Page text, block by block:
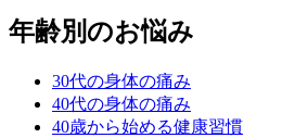
年齢別のお悩み
30代の身体の痛み
40代の身体の痛み
40歳から始める健康習慣